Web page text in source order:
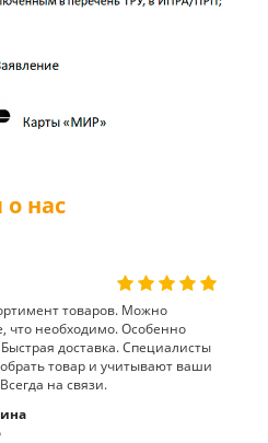
нас
товаров. Можно
что необходимо. Особенно
Быстрая доставка. Специалисты
товар и учитывают ваши
на связи.